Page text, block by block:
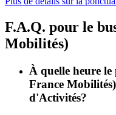
F.A.Q. pour le
Mobilités)
À quelle heure
France
d'Activités?